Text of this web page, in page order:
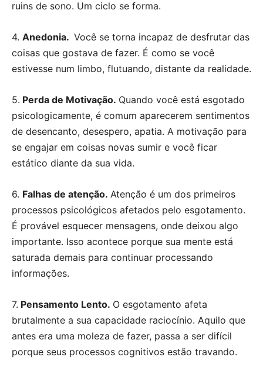
ruins de sono. Um ciclo se forma.
4. Anedonia. Você se torna incapaz de desfrutar das
coisas que gostava de fazer. É como se você
estivesse num limbo, flutuando, distante da realidade.
5. Perda de Motivação. Quando você está esgotado
psicologicamente, é comum aparecerem sentimentos
de desencanto, desespero, apatia. A motivação para
se engajar em coisas novas sumir e você ficar
estático diante da sua vida.
6. Falhas de atenção. Atenção é um dos primeiros
processos psicológicos afetados pelo esgotamento.
É provável esquecer mensagens, onde deixou algo
importante. Isso acontece porque sua mente está
saturada demais para continuar processando
informações.
7. Pensamento Lento. O esgotamento afeta
brutalmente a sua capacidade raciocínio. Aquilo que
antes era uma moleza de fazer, passa a ser difícil
porque seus processos cognitivos estão travando.